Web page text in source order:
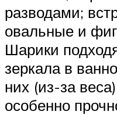
разводами;
овальные и
Шарики
зеркала в
них (из-за
особенно